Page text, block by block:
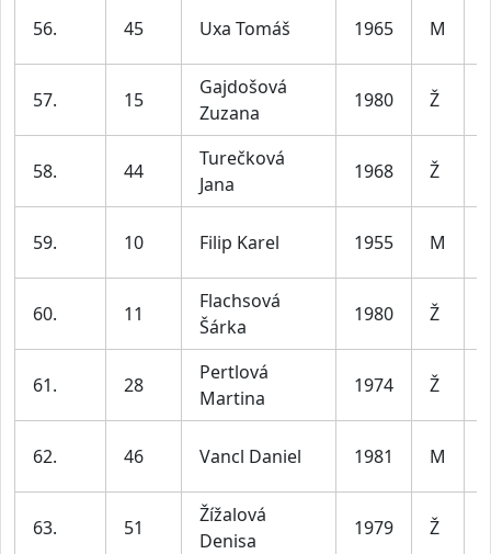
56. 45 Uxa Tomáš 1965 M
57. 15
Gajdošová
Zuzana
1980 Ž
58. 44
Turečková
Jana
1968 Ž
59. 10 Filip Karel 1955 M
60. 11
Flachsová
Šárka
1980 Ž
61. 28
Pertlová
Martina
1974 Ž
62. 46 Vancl Daniel 1981 M
63. 51
Žížalová
Denisa
1979 Ž